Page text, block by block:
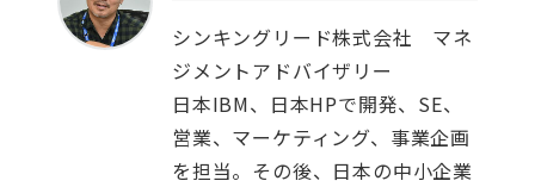
シンキングリード株式会社 マネ
ジメントアドバイザリー
日本IBM、日本HPで開発、SE、
営業、マーケティング、事業企画
を担当。その後、日本の中小企業